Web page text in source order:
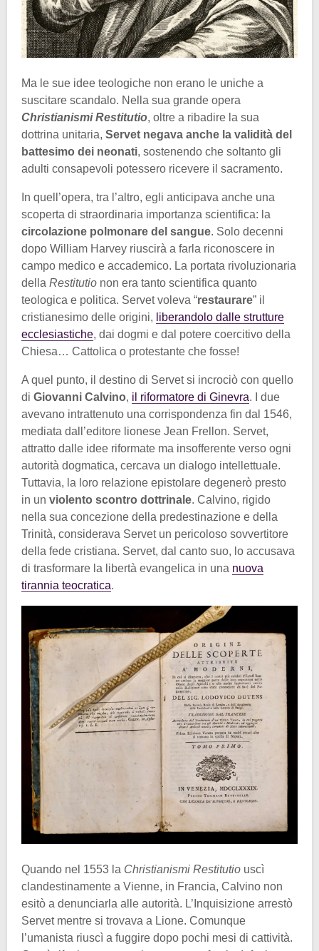
Ma le sue idee teologiche non erano le uniche a
suscitare scandalo. Nella sua grande opera
Christianismi Restitutio, oltre a ribadire la sua
dottrina unitaria, Servet negava anche la validità del
battesimo dei neonati, sostenendo che soltanto gli
adulti consapevoli potessero ricevere il sacramento.
In quell’opera, tra l’altro, egli anticipava anche una
scoperta di straordinaria importanza scientifica: la
circolazione polmonare del sangue. Solo decenni
dopo William Harvey riuscirà a farla riconoscere in
campo medico e accademico. La portata rivoluzionaria
della Restitutio non era tanto scientifica quanto
teologica e politica. Servet voleva “restaurare” il
cristianesimo delle origini, liberandolo dalle strutture
ecclesiastiche, dai dogmi e dal potere coercitivo della
Chiesa… Cattolica o protestante che fosse!
A quel punto, il destino di Servet si incrociò con quello
di Giovanni Calvino, il riformatore di Ginevra. I due
avevano intrattenuto una corrispondenza fin dal 1546,
mediata dall’editore lionese Jean Frellon. Servet,
attratto dalle idee riformate ma insofferente verso ogni
autorità dogmatica, cercava un dialogo intellettuale.
Tuttavia, la loro relazione epistolare degenerò presto
in un violento scontro dottrinale. Calvino, rigido
nella sua concezione della predestinazione e della
Trinità, considerava Servet un pericoloso sovvertitore
della fede cristiana. Servet, dal canto suo, lo accusava
di trasformare la libertà evangelica in una nuova
tirannia teocratica.
Quando nel 1553 la Christianismi Restitutio uscì
clandestinamente a Vienne, in Francia, Calvino non
esitò a denunciarla alle autorità. L’Inquisizione arrestò
Servet mentre si trovava a Lione. Comunque
l’umanista riuscì a fuggire dopo pochi mesi di cattività.